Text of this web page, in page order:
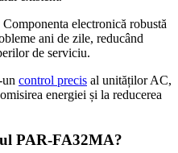
Componenta electronică robustă
ani de zile, reducând
de serviciu.
control precis al unităților AC,
energiei și la reducerea
PAR-FA32MA?